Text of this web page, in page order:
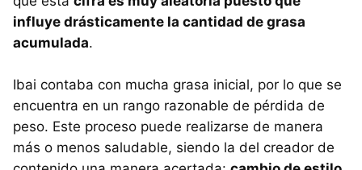
influye drásticamente la cantidad de grasa
acumulada.
Ibai contaba con mucha grasa inicial, por lo que se
encuentra en un rango razonable de pérdida de
peso. Este proceso puede realizarse de manera
más o menos saludable, siendo la del creador de